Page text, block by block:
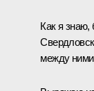
Как я знаю,
между